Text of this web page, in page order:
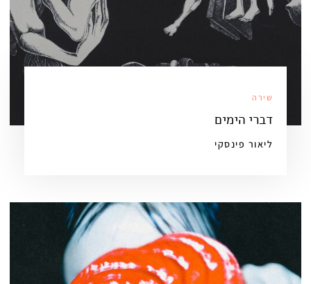
שירה
דברי הימים
ליאור פינסקי